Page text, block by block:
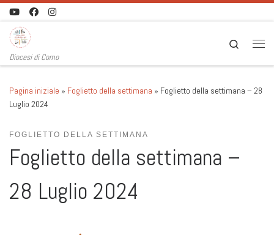
Passa al contenuto
Diocesi di Como
Search
Pagina iniziale » Foglietto della settimana » Foglietto della settimana – 28
Luglio 2024
FOGLIETTO DELLA SETTIMANA
Foglietto della settimana –
28 Luglio 2024